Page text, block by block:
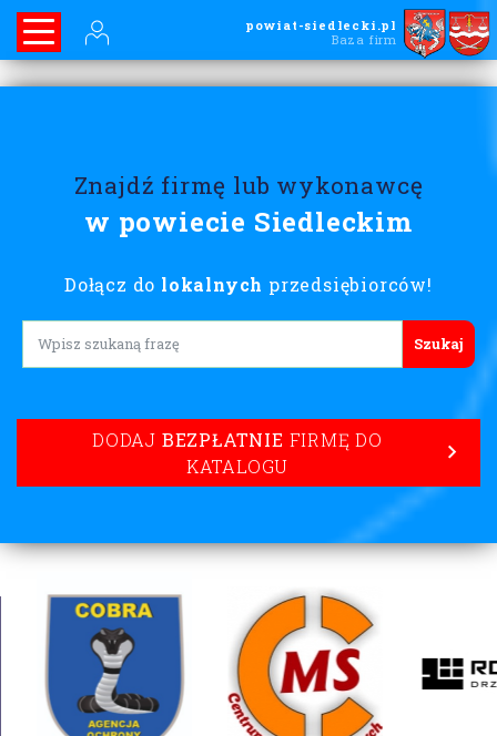
powiat-siedlecki.pl
Baza firm
Znajdź firmę lub wykonawcę
w powiecie Siedleckim
Dołącz do lokalnych przedsiębiorców!
Lorem ipsum
DODAJ BEZPŁATNIE FIRMĘ DO
KATALOGU
lorem ipsum